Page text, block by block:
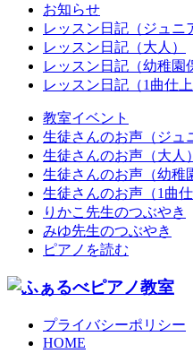
お知らせ
レッスン日記（ジュニ
レッスン日記（大人）
レッスン日記（幼稚園
レッスン日記（1曲仕上
教室イベント
生徒さんのお声（ジュ
生徒さんのお声（大人）
生徒さんのお声（幼稚
生徒さんのお声（1曲仕
りかこ先生のつぶやき
みゆ先生のつぶやき
ピアノを読む
プライバシーポリシー
HOME